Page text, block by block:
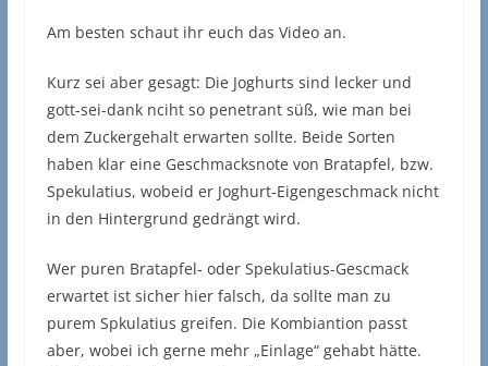
Am besten schaut ihr euch das Video an.
Kurz sei aber gesagt: Die Joghurts sind lecker und
gott-sei-dank nciht so penetrant süß, wie man bei
dem Zuckergehalt erwarten sollte. Beide Sorten
haben klar eine Geschmacksnote von Bratapfel, bzw.
Spekulatius, wobeid er Joghurt-Eigengeschmack nicht
in den Hintergrund gedrängt wird.
Wer puren Bratapfel- oder Spekulatius-Gescmack
erwartet ist sicher hier falsch, da sollte man zu
purem Spkulatius greifen. Die Kombiantion passt
aber, wobei ich gerne mehr „Einlage“ gehabt hätte.